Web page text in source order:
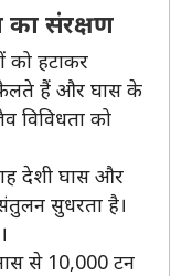
का संरक्षण
को हटाकर
फैलते हैं और घास के
विविधता को
देशी घास और
सुधरता है।
से 10,000 टन